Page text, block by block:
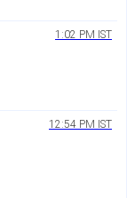
1:02 PM IST
12:54 PM IST